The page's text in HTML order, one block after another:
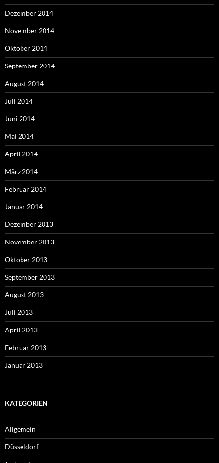
Dezember 2014
November 2014
Oktober 2014
September 2014
August 2014
Juli 2014
Juni 2014
Mai 2014
April 2014
März 2014
Februar 2014
Januar 2014
Dezember 2013
November 2013
Oktober 2013
September 2013
August 2013
Juli 2013
April 2013
Februar 2013
Januar 2013
KATEGORIEN
Allgemein
Düsseldorf